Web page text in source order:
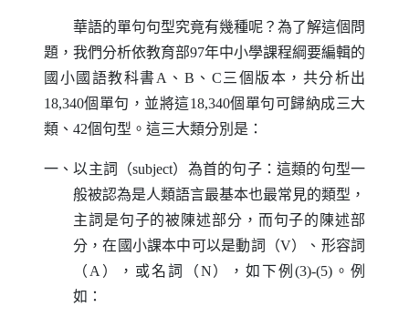
華語的單句句型究竟有幾種呢？為了解這個問
題，我們分析依教育部97年中小學課程綱要編輯的
國小國語教科書A 、 B 、 C 三個版本，共分析出
18,340個單句，並將這18,340個單句可歸納成三大
類、42個句型。這三大類分別是：
一、以主詞（subject）為首的句子：這類的句型一
般被認為是人類語言最基本也最常見的類型，
主詞是句子的被陳述部分，而句子的陳述部
分，在國小課本中可以是動詞（V）、形容詞
（ A ），或名詞（N），如下例(3)-(5)。例
如：